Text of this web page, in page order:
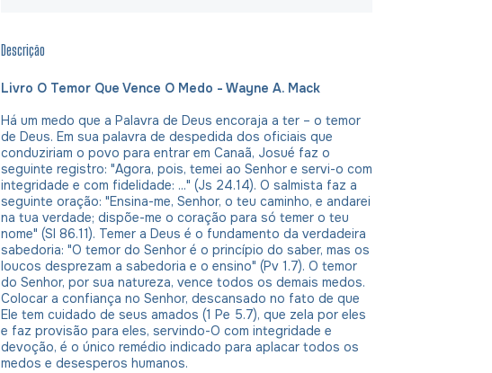
Descrição
Livro O Temor Que Vence O Medo - Wayne A. Mack
Há um medo que a Palavra de Deus encoraja a ter – o temor
de Deus. Em sua palavra de despedida dos oficiais que
conduziriam o povo para entrar em Canaã, Josué faz o
seguinte registro: "Agora, pois, temei ao Senhor e servi-o com
integridade e com fidelidade: ..." (Js 24.14). O salmista faz a
seguinte oração: "Ensina-me, Senhor, o teu caminho, e andarei
na tua verdade; dispõe-me o coração para só temer o teu
nome" (Sl 86.11). Temer a Deus é o fundamento da verdadeira
sabedoria: "O temor do Senhor é o princípio do saber, mas os
loucos desprezam a sabedoria e o ensino" (Pv 1.7). O temor
do Senhor, por sua natureza, vence todos os demais medos.
Colocar a confiança no Senhor, descansado no fato de que
Ele tem cuidado de seus amados (1 Pe 5.7), que zela por eles
e faz provisão para eles, servindo-O com integridade e
devoção, é o único remédio indicado para aplacar todos os
medos e desesperos humanos.